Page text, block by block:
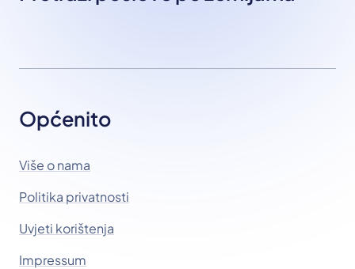
Općenito
Više o nama
Politika privatnosti
Uvjeti korištenja
Impressum